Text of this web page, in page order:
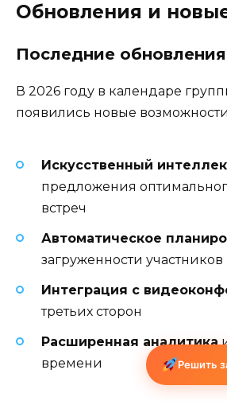
Обновления и
Последние
В 2026 году в календаре
появились новые
Искусственный
предложения
встреч
Автоматическое
загруженности участников
Интеграция с
третьих сторон
Расширенная аналитика
времени
Решить